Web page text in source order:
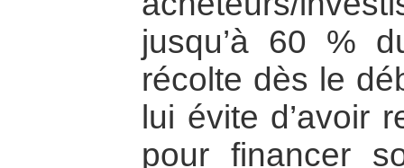
jusqu’à 60 %
récolte dès le
lui évite d’avoir
pour financer